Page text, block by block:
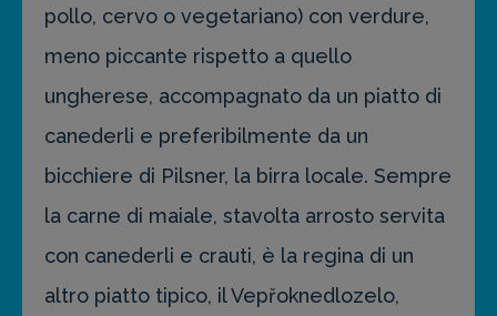
pollo, cervo o vegetariano) con verdure,
meno piccante rispetto a quello
ungherese, accompagnato da un piatto di
canederli e preferibilmente da un
bicchiere di Pilsner, la birra locale. Sempre
la carne di maiale, stavolta arrosto servita
con canederli e crauti, è la regina di un
altro piatto tipico, il Vepřoknedlozelo,